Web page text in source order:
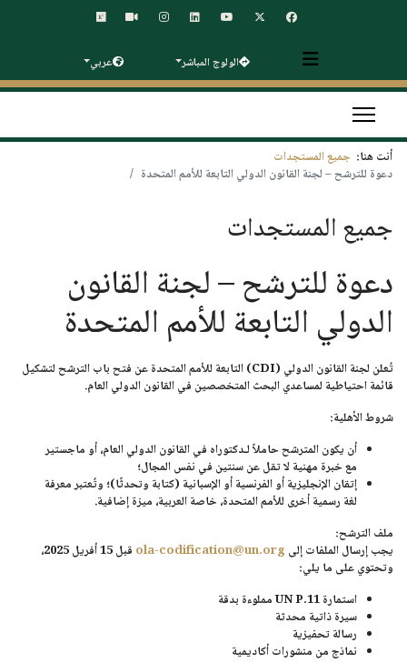
الولوج المباشر عربي
أنت هنا: جميع المستجدات
دعوة للترشح – لجنة القانون الدولي التابعة للأمم المتحدة
جميع المستجدات
دعوة للترشح – لجنة القانون
الدولي التابعة للأمم المتحدة
تُعلن لجنة القانون الدولي (CDI)
التابعة للأمم المتحدة عن فتح باب الترشح لتشكيل
قائمة احتياطية لمساعدي البحثالمتخصصين فيالقانون الدولي العام.
شروط الأهلية:
أن يكون المترشح حاملاً لـدكتوراه في القانون الدولي العام، أو ماجستير
مع خبرة مهنية لا تقل عن سنتين في نفس المجال؛
إتقانالإنجليزية أو الفرنسية أو الإسبانية (كتابة وتحدثًا)؛ وتُعتبرمعرفة
لغة رسمية أخرى للأمم المتحدة، خاصة العربية، ميزة إضافية.
ملف الترشح:
يجب إرسال الملفات إلى ola-codification@un.org قبل15 أفريل 2025
،
وتحتوي على ما يلي:
استمارة UN P.11
مملوءة بدقة
سيرة ذاتية محدثة
رسالة تحفيزية
نماذج من منشورات أكاديمية